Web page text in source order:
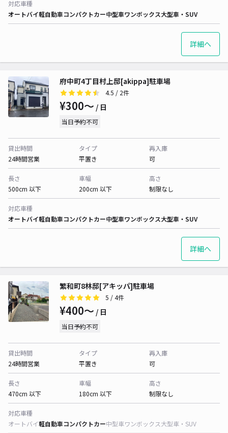
対応車種
オートバイ軽自動車コンパクトカー中型車ワンボックス大型車・SUV
詳細へ
府中町4丁目村上邸[akippa]駐車場
4.5 / 2件
¥300〜 / 日
当日予約不可
貸出時間
24時間営業
タイプ
平置き
再入庫
可
長さ
500cm 以下
車幅
200cm 以下
高さ
制限なし
対応車種
オートバイ軽自動車コンパクトカー中型車ワンボックス大型車・SUV
詳細へ
繁和町8林邸[アキッパ]駐車場
5 / 4件
¥400〜 / 日
当日予約不可
貸出時間
24時間営業
タイプ
平置き
再入庫
可
長さ
470cm 以下
車幅
180cm 以下
高さ
制限なし
対応車種
オートバイ軽自動車コンパクトカー中型車ワンボックス大型車・SUV